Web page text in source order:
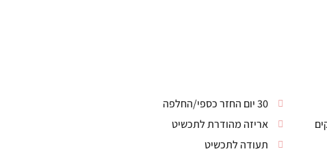
30 יום החזר כספי/החלפה
אריזה מהודרת לתכשיט
תעודה לתכשיט